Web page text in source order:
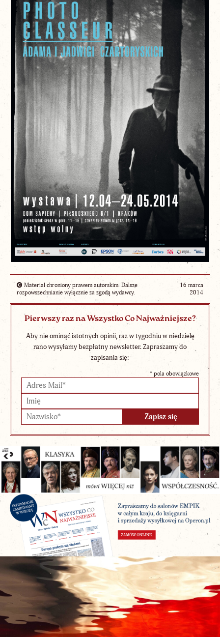
Materiał chroniony prawem autorskim. Dalsze
rozpowszechnianie wyłącznie za zgodą wydawcy.
16 marca
2014
Pierwszy raz na Wszystko Co Najważniejsze?
Aby nie ominąć istotnych opinii, raz w tygodniu w niedzielę
rano wysyłamy bezpłatny newsletter. Zapraszamy do
zapisania się:
* pola obowiązkowe